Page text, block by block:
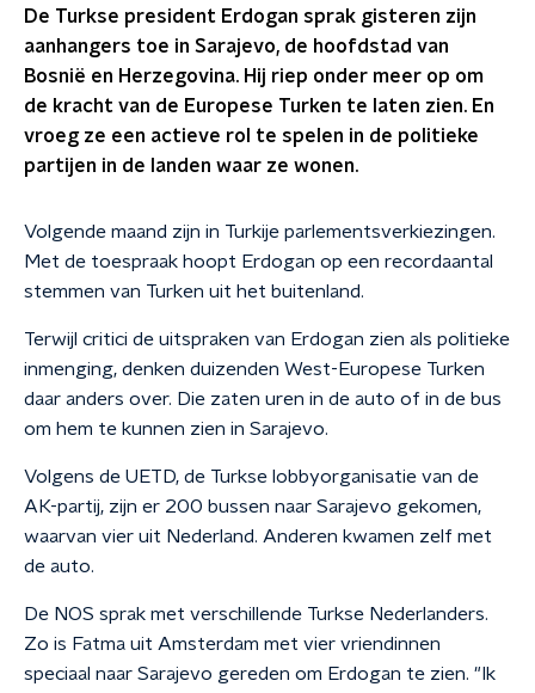
De Turkse president Erdogan sprak gisteren zijn
aanhangers toe in Sarajevo, de hoofdstad van
Bosnië en Herzegovina. Hij riep onder meer op om
de kracht van de Europese Turken te laten zien. En
vroeg ze een actieve rol te spelen in de politieke
partijen in de landen waar ze wonen.
Volgende maand zijn in Turkije parlementsverkiezingen.
Met de toespraak hoopt Erdogan op een recordaantal
stemmen van Turken uit het buitenland.
Terwijl critici de uitspraken van Erdogan zien als politieke
inmenging, denken duizenden West-Europese Turken
daar anders over. Die zaten uren in de auto of in de bus
om hem te kunnen zien in Sarajevo.
Volgens de UETD, de Turkse lobbyorganisatie van de
AK-partij, zijn er 200 bussen naar Sarajevo gekomen,
waarvan vier uit Nederland. Anderen kwamen zelf met
de auto.
De NOS sprak met verschillende Turkse Nederlanders.
Zo is Fatma uit Amsterdam met vier vriendinnen
speciaal naar Sarajevo gereden om Erdogan te zien. "Ik